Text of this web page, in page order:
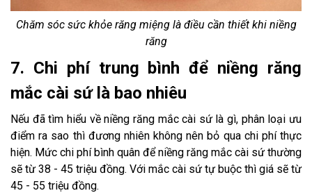
Chăm sóc sức khỏe răng miệng là điều cần thiết khi niềng
răng
7. Chi phí trung bình để niềng răng
mắc cài sứ là bao nhiêu
Nếu đã tìm hiểu về niềng răng mắc cài sứ là gì, phân loại ưu
điểm ra sao thì đương nhiên không nên bỏ qua chi phí thực
hiện. Mức chi phí bình quân để niềng răng mắc cài sứ thường
sẽ từ 38 - 45 triệu đồng. Với mắc cài sứ tự buộc thì giá sẽ từ
45 - 55 triệu đồng.